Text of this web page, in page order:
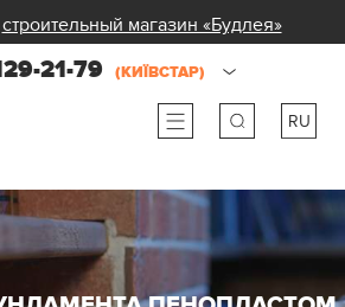
строительный магазин «Будлея»
21-79 (КИЇВСТАР)
RU
ua